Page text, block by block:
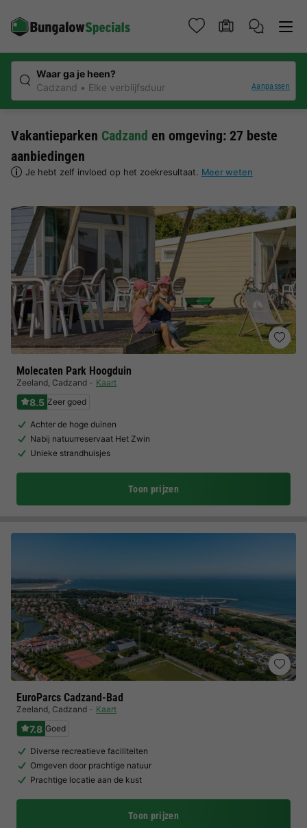
Waar ga je heen?
Cadzand
Elke verblijfsduur Aanpassen
Vakantieparken Cadzand en omgeving: 27 beste
aanbiedingen
Je hebt zelf invloed op het zoekresultaat. Meer weten
Molecaten Park Hoogduin
Zeeland, Cadzand Kaart
8.5 Zeer goed
Achter de hoge duinen
Nabij natuurreservaat Het Zwin
Unieke strandhuisjes
Toon prijzen
EuroParcs Cadzand-Bad
Zeeland, Cadzand Kaart
7.8 Goed
Diverse recreatieve faciliteiten
Omgeven door prachtige natuur
Prachtige locatie aan de kust
Toon prijzen